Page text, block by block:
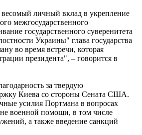
личный вклад в укрепление
межгосударственного
государственного суверенитета
Украины" глава государства
во время встречи, которая
президента", – говорится в
за твердую
Киева со стороны Сената США.
усилия Портмана в вопросах
военной помощи, в том числе
а также введение санкций